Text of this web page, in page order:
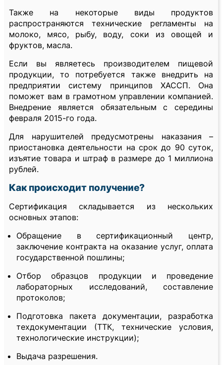
Также на некоторые виды продуктов
распространяются технические регламенты на
молоко, мясо, рыбу, воду, соки из овощей и
фруктов, масла.
Если вы являетесь производителем пищевой
продукции, то потребуется также внедрить на
предприятии систему принципов ХАССП. Она
поможет вам в грамотном управлении компанией.
Внедрение является обязательным с середины
февраля 2015-го года.
Для нарушителей предусмотрены наказания –
приостановка деятельности на срок до 90 суток,
изъятие товара и штраф в размере до 1 миллиона
рублей.
Как происходит получение?
Сертификация складывается из нескольких
основных этапов:
Обращение в сертификационный центр,
заключение контракта на оказание услуг, оплата
государственной пошлины;
Отбор образцов продукции и проведение
лабораторных исследований, составление
протоколов;
Подготовка пакета документации, разработка
техдокументации (ТТК, технические условия,
технологические инструкции);
Выдача разрешения.